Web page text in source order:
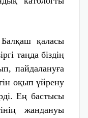
қаласы
таңда біздің
пайдалануға
оқып үйрену
Ең бастысы
жандануы